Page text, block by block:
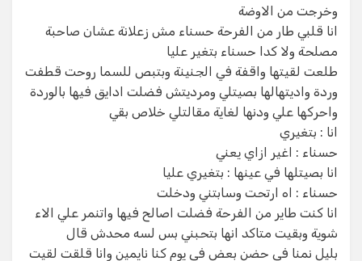
‏وخرجت من الاوضة
‏انا قلبي طار من الفرحة حسناء مش زعلانة عشان صاحبة
مصلحة ولا كدا حسناء بتغير عليا
‏طلعت لقيتها واقفة في الجنينة وبتبص للسما روحت قطفت
وردة واديتهالها بصيتلي ومرديتش فضلت ادايق فيها بالوردة
واحركها علي ودنها لغاية مقالتلي خلاص بقي
‏انا : بتغيري
‏حسناء : اغير ازاي يعني
‏انا بصيتلها في عينها : بتغيري عليا
‏حسناء : اه ارتحت وسابتني ودخلت
‏انا كنت طاير من الفرحة فضلت اصالح فيها واتنمر علي الاء
شوية وبقيت متاكد انها بتحبني بس لسه محدش قال
‏بليل نمنا في حضن بعض في يوم كنا نايمين وانا قلقت لقيت